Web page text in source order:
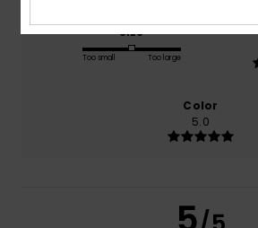
Size
Too small Too large
Color
5.0